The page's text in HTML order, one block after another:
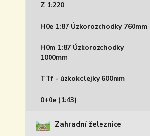
Z 1:220
H0e 1:87 Úzkorozchodky 760mm
H0m 1:87 Úzkorozchodky
1000mm
TTf - úzkokolejky 600mm
0+0e (1:43)
Zahradní železnice